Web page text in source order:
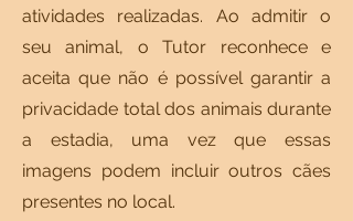
atividades realizadas. Ao admitir o
seu animal, o Tutor reconhece e
aceita que não é possível garantir a
privacidade total dos animais durante
a estadia, uma vez que essas
imagens podem incluir outros cães
presentes no local.